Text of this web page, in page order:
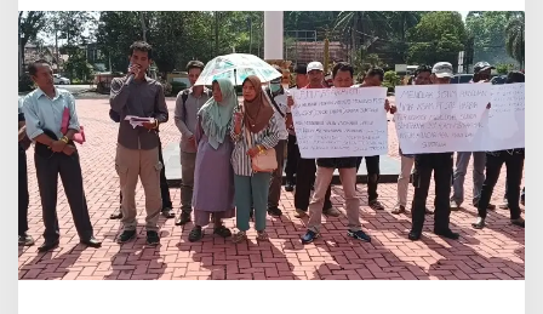
t
i
v
i
t
a
s
d
a
n
D
a
m